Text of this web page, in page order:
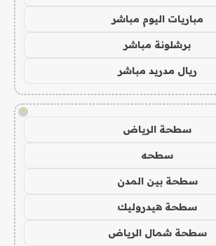
مباريات اليوم مباشر
برشلونة مباشر
ريال مدريد مباشر
!
سطحة الرياض
سطحه
سطحة بين المدن
سطحة هيدروليك
سطحة شمال الرياض